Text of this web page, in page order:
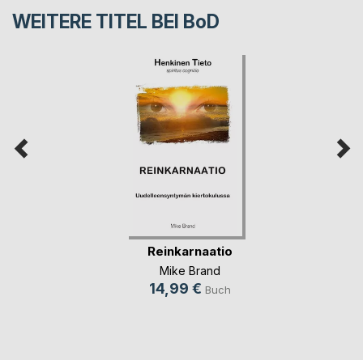
WEITERE TITEL BEI BoD
Reinkarnaatio
Mike Brand
14,99 € Buch